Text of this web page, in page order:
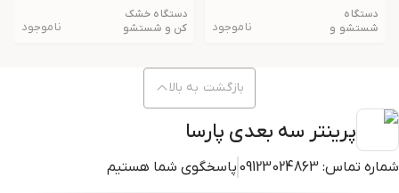
دستگاه
شستشو و
ناموجود
دستگاه خشک
کن و شستشو
V3.0
ناموجود
پرینتر سه بعدی پارسا
شماره تماس: 09123024863 پاسخگوی شما هستیم
بازگشت به بالا